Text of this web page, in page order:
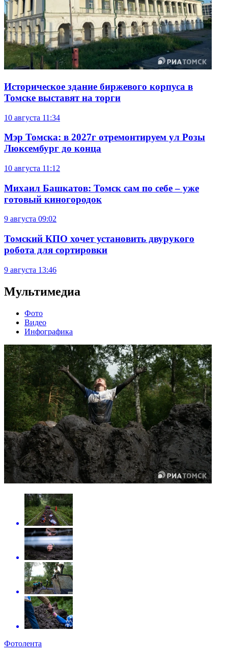
Историческое здание биржевого корпуса в
Томске выставят на торги
10 августа 11:34
Мэр Томска: в 2027г отремонтируем ул Розы
Люксембург до конца
10 августа 11:12
Михаил Башкатов: Томск сам по себе – уже
готовый киногородок
9 августа 09:02
Томский КПО хочет установить двурукого
робота для сортировки
9 августа 13:46
Мультимедиа
Фото
Видео
Инфографика
Фотолента